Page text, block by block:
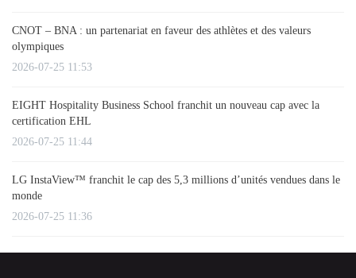
CNOT – BNA : un partenariat en faveur des athlètes et des valeurs
olympiques
2026-07-25 11:53
EIGHT Hospitality Business School franchit un nouveau cap avec la
certification EHL
2026-07-25 11:44
LG InstaView™ franchit le cap des 5,3 millions d’unités vendues dans le
monde
2026-07-25 11:36